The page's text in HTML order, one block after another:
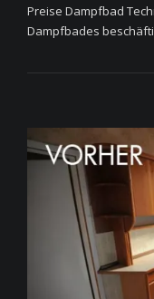
Preise Dampfbad
Dampfbades